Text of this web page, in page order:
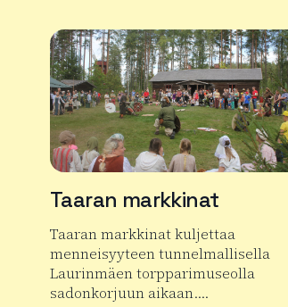
Taaran markkinat
Taaran markkinat kuljettaa
menneisyyteen tunnelmallisella
Laurinmäen torpparimuseolla
sadonkorjuun aikaan….